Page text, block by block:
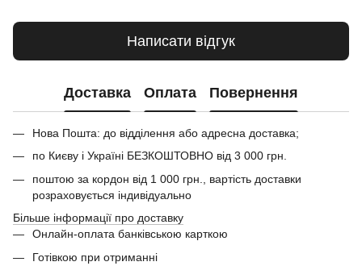
Написати відгук
Доставка Оплата Повернення
Нова Пошта: до відділення або адресна доставка;
по Києву і Україні БЕЗКОШТОВНО від 3 000 грн.
поштою за кордон від 1 000 грн., вартість доставки
розраховується індивідуально
Більше інформації про доставку
Онлайн-оплата банківською карткою
Готівкою при отриманні